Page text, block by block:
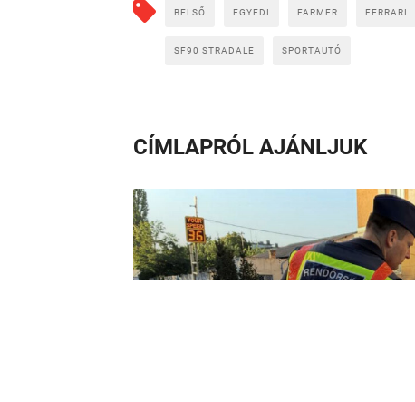
BELSŐ EGYEDI FARMER FERRARI
SF90 STRADALE SPORTAUTÓ
CÍMLAPRÓL AJÁNLJUK